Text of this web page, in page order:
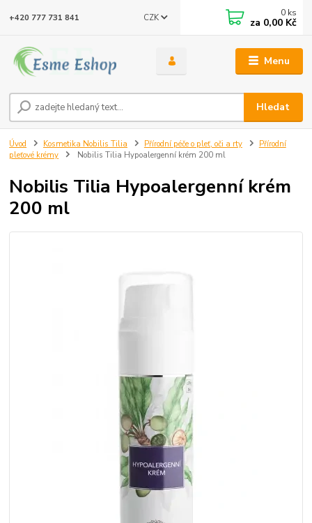
Menu
CZK
Hledat
+420 777 731 841 0 ks
za 0,00 Kč
Úvod Kosmetika Nobilis Tilia Přírodní péče o pleť, oči a rty
Přírodní
pleťové krémy
Nobilis Tilia Hypoalergenní krém 200 ml
Nobilis Tilia Hypoalergenní krém
200 ml